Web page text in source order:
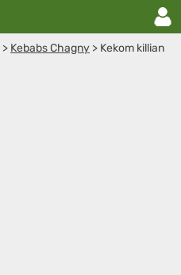
> Kebabs Chagny > Kekom killian